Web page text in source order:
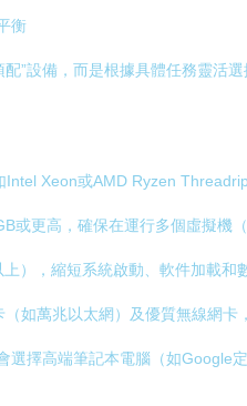
衡
”設備，而是根據具體任務靈活
Intel Xeon或AMD Ryzen
或更高，確保在運行多個虛擬機
），縮短系統啟動、軟件加載和
（如萬兆以太網）及優質無線網卡
選擇高端筆記本電腦（如Google